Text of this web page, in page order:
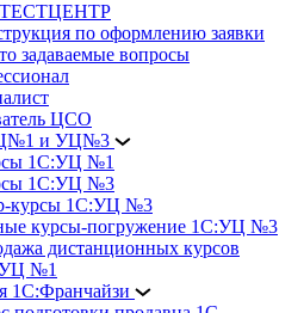
по оформлению заявки
задаваемые вопросы
ЦСО
и УЦ№3
1С:УЦ №1
1С:УЦ №3
курсы 1С:УЦ №3
курсы-погружение 1С:УЦ №3
дистанционных курсов
№1
1С:Франчайзи